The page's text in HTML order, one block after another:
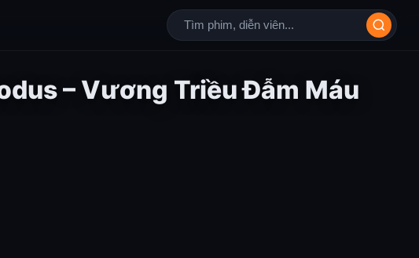
– Vương Triều Đẫm Máu